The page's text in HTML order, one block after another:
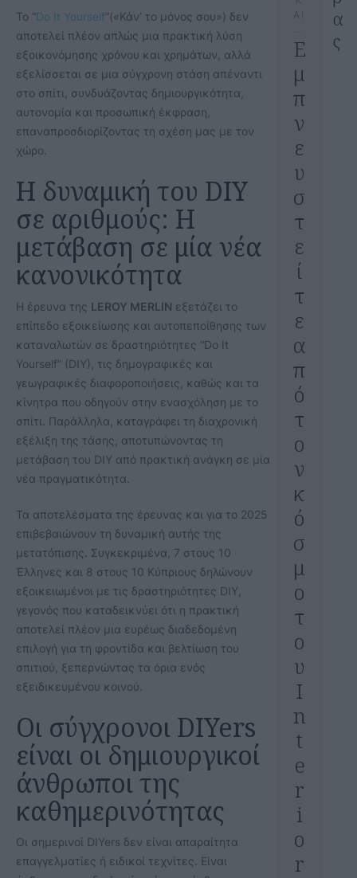
Το “Do It Yourself”(«Κάν’ το μόνος σου») δεν
αποτελεί πλέον απλώς μια πρακτική λύση
εξοικονόμησης χρόνου και χρημάτων, αλλά
εξελίσσεται σε μια σύγχρονη στάση απέναντι
στο σπίτι, συνδυάζοντας δημιουργικότητα,
αυτονομία και προσωπική έκφραση,
επαναπροσδιορίζοντας τη σχέση μας με τον
χώρο.
Η δυναμική του DIY
σε αριθμούς: Η
μετάβαση σε μία νέα
κανονικότητα
Η έρευνα της LEROY MERLIN εξετάζει το
επίπεδο εξοικείωσης και αυτοπεποίθησης των
καταναλωτών σε δραστηριότητες “Do It
Yourself” (DIY), τις δημογραφικές και
γεωγραφικές διαφοροποιήσεις, καθώς και τα
κίνητρα που οδηγούν στην ενασχόληση με το
σπίτι. Παράλληλα, καταγράφει τη διαχρονική
εξέλιξη της τάσης, αποτυπώνοντας τη
μετάβαση του DIY από πρακτική ανάγκη σε μία
νέα πραγματικότητα.
Τα αποτελέσματα της έρευνας και για το 2025
επιβεβαιώνουν τη δυναμική αυτής της
μετατόπισης. Συγκεκριμένα, 7 στους 10
Έλληνες και 8 στους 10 Κύπριους δηλώνουν
εξοικειωμένοι με τις δραστηριότητες DIY,
γεγονός που καταδεικνύει ότι η πρακτική
αποτελεί πλέον μια ευρέως διαδεδομένη
επιλογή για τη φροντίδα και βελτίωση του
σπιτιού, ξεπερνώντας τα όρια ενός
εξειδικευμένου κοινού.
Οι σύγχρονοι DIYers
είναι οι δημιουργικοί
άνθρωποι της
καθημερινότητας
Οι σημερινοί DIYers δεν είναι απαραίτητα
επαγγελματίες ή ειδικοί τεχνίτες. Είναι
ΑΙ
…
Ε
μ
π
ν
ε
υ
σ
τ
ε
ί
τ
ε
α
π
ό
τ
ο
ν
κ
ό
σ
μ
ο
τ
ο
υ
I
n
t
e
r
i
o
r
α
ς